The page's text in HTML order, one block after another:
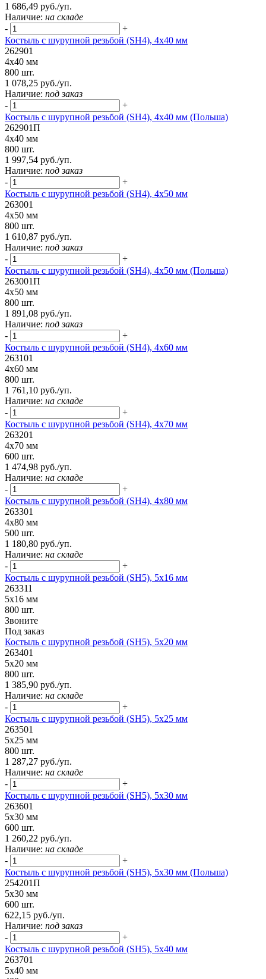
1 686,49 руб./уп.
Наличие: на складе
-
+
Костыль с шурупной резьбой (SH4), 4х40 мм
262901
4х40 мм
800 шт.
1 078,25 руб./уп.
Наличие: под заказ
-
+
Костыль с шурупной резьбой (SH4), 4х40 мм (Польша)
262901П
4х40 мм
800 шт.
1 997,54 руб./уп.
Наличие: под заказ
-
+
Костыль с шурупной резьбой (SH4), 4х50 мм
263001
4х50 мм
800 шт.
1 610,87 руб./уп.
Наличие: под заказ
-
+
Костыль с шурупной резьбой (SH4), 4х50 мм (Польша)
263001П
4х50 мм
800 шт.
1 891,08 руб./уп.
Наличие: под заказ
-
+
Костыль с шурупной резьбой (SH4), 4х60 мм
263101
4х60 мм
800 шт.
1 761,10 руб./уп.
Наличие: на складе
-
+
Костыль с шурупной резьбой (SH4), 4х70 мм
263201
4х70 мм
600 шт.
1 474,98 руб./уп.
Наличие: на складе
-
+
Костыль с шурупной резьбой (SH4), 4х80 мм
263301
4х80 мм
500 шт.
1 180,80 руб./уп.
Наличие: на складе
-
+
Костыль с шурупной резьбой (SH5), 5х16 мм
263311
5х16 мм
800 шт.
Звоните
Под заказ
Костыль с шурупной резьбой (SH5), 5х20 мм
263401
5х20 мм
800 шт.
1 385,90 руб./уп.
Наличие: на складе
-
+
Костыль с шурупной резьбой (SH5), 5х25 мм
263501
5х25 мм
800 шт.
1 287,27 руб./уп.
Наличие: на складе
-
+
Костыль с шурупной резьбой (SH5), 5х30 мм
263601
5х30 мм
600 шт.
1 260,22 руб./уп.
Наличие: на складе
-
+
Костыль с шурупной резьбой (SH5), 5х30 мм (Польша)
254201П
5х30 мм
600 шт.
622,15 руб./уп.
Наличие: под заказ
-
+
Костыль с шурупной резьбой (SH5), 5х40 мм
263701
5х40 мм